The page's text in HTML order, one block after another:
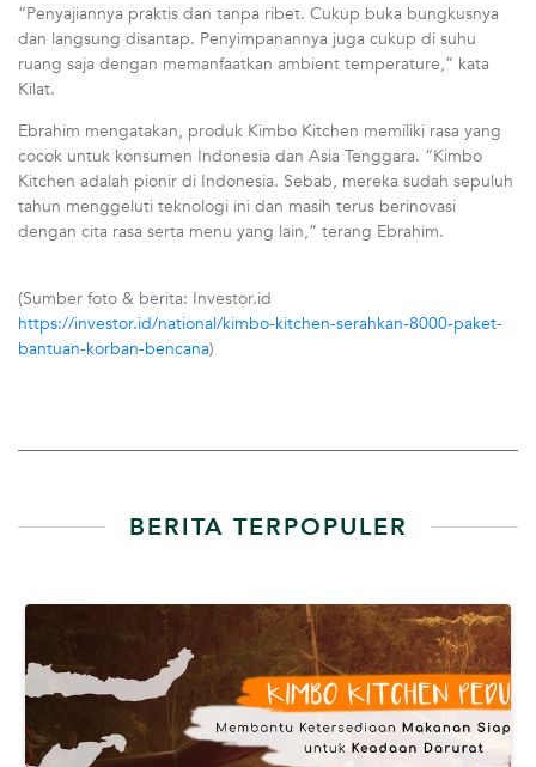
“Penyajiannya praktis dan tanpa ribet. Cukup buka bungkusnya
dan langsung disantap. Penyimpanannya juga cukup di suhu
ruang saja dengan memanfaatkan ambient temperature,” kata
Kilat.
Ebrahim mengatakan, produk Kimbo Kitchen memiliki rasa yang
cocok untuk konsumen Indonesia dan Asia Tenggara. “Kimbo
Kitchen adalah pionir di Indonesia. Sebab, mereka sudah sepuluh
tahun menggeluti teknologi ini dan masih terus berinovasi
dengan cita rasa serta menu yang lain,” terang Ebrahim.
(Sumber foto & berita: Investor.id
https://investor.id/national/kimbo-kitchen-serahkan-8000-paket-
bantuan-korban-bencana)
BERITA TERPOPULER